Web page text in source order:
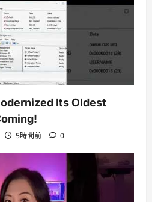
Its Oldest
5時間前 0